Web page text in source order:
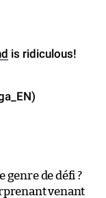
is ridiculous!
genre de défi ?
venant